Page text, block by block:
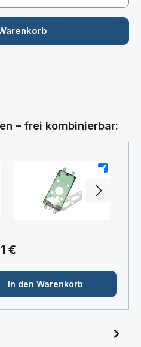
– frei kombinierbar:
€
In den Warenkorb